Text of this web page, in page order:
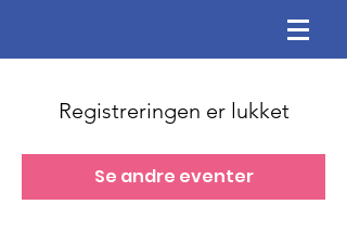
Registreringen er lukket
Se andre eventer